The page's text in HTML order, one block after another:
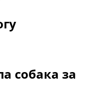
собака за